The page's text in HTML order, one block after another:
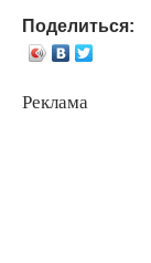
Поделиться:
Реклама